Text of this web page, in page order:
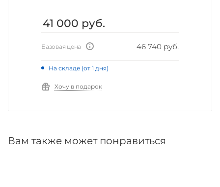
41 000 руб.
Базовая цена 46 740 руб.
На складе (от 1 дня)
Хочу в подарок
Вам также может понравиться